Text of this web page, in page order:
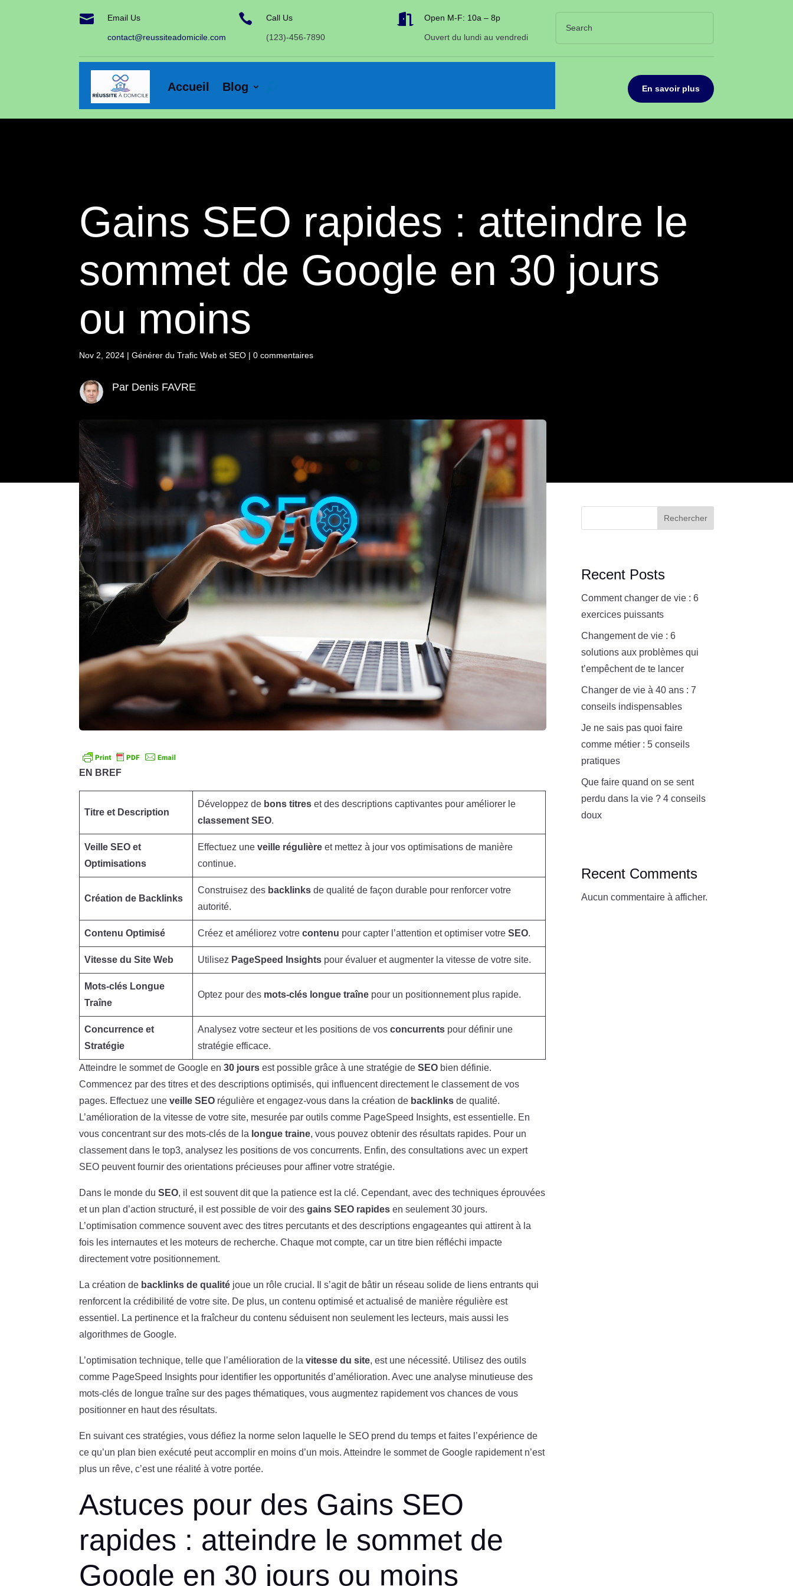
 Email Us
contact@reussiteadomicile.com
 Call Us
(123)-456-7890
 Open M-F: 10a – 8p
Ouvert du lundi au vendredi
Accueil Blog En savoir plus
Gains SEO rapides : atteindre le
sommet de Google en 30 jours
ou moins
Nov 2, 2024 |Générer du Trafic Web et SEO |0 commentaires
Par Denis FAVRE
EN BREF
Titre et Description
Développez de bons titres et des descriptions captivantes pour améliorer le
classement SEO.
Veille SEO et
Optimisations
Effectuez uneveille régulière et mettez à jour vos optimisations de manière
continue.
Création de Backlinks
Construisez des backlinks de qualité de façon durable pour renforcer votre
autorité.
Contenu Optimisé Créez et améliorez votrecontenu pour capter l’attention et optimiser votreSEO.
Vitesse du Site Web Utilisez PageSpeed Insights pour évaluer et augmenter la vitesse de votre site.
Mots-clés Longue
Traîne
Optez pour des mots-clés longue traîne pour un positionnement plus rapide.
Concurrence et
Stratégie
Analysez votre secteur et les positions de vosconcurrents pour définir une
stratégie efficace.
Atteindre le sommet de Google en30 jours est possible grâce à une stratégie deSEO bien définie.
Commencez par des titres et des descriptions optimisés, qui influencent directement le classement de vos
pages. Effectuez uneveille SEO régulière et engagez-vous dans la création de backlinks de qualité.
L’amélioration de la vitesse de votre site, mesurée par outils comme PageSpeed Insights, est essentielle. En
vous concentrant sur des mots-clés de la longue traine, vous pouvez obtenir des résultats rapides. Pour un
classement dans le top3, analysez les positions de vos concurrents. Enfin, des consultations avec un expert
SEO peuvent fournir des orientations précieuses pour affiner votre stratégie.
Dans le monde duSEO, il est souvent dit que la patience est la clé. Cependant, avec des techniques éprouvées
et un plan d’action structuré, il est possible de voir desgains SEO rapides en seulement 30 jours.
L’optimisation commence souvent avec des titres percutants et des descriptions engageantes qui attirent à la
fois les internautes et les moteurs de recherche. Chaque mot compte, car un titre bien réfléchi impacte
directement votre positionnement.
La création de backlinks de qualité joue un rôle crucial. Il s’agit de bâtir un réseau solide de liens entrants qui
renforcent la crédibilité de votre site. De plus, un contenu optimisé et actualisé de manière régulière est
essentiel. La pertinence et la fraîcheur du contenu séduisent non seulement les lecteurs, mais aussi les
algorithmes de Google.
L’optimisation technique, telle que l’amélioration de lavitesse du site, est une nécessité. Utilisez des outils
comme PageSpeed Insights pour identifier les opportunités d’amélioration. Avec une analyse minutieuse des
mots-clés de longue traîne sur des pages thématiques, vous augmentez rapidement vos chances de vous
positionner en haut des résultats.
En suivant ces stratégies, vous défiez la norme selon laquelle le SEO prend du temps et faites l’expérience de
ce qu’un plan bien exécuté peut accomplir en moins d’un mois. Atteindre le sommet de Google rapidement n’est
plus un rêve, c’est une réalité à votre portée.
Astuces pour des Gains SEO
rapides : atteindre le sommet de
Google en 30 jours ou moins
Rechercher
Recent Posts
Comment changer de vie : 6
exercices puissants
Changement de vie : 6
solutions aux problèmes qui
t’empêchent de te lancer
Changer de vie à 40 ans : 7
conseils indispensables
Je ne sais pas quoi faire
comme métier : 5 conseils
pratiques
Que faire quand on se sent
perdu dans la vie ? 4 conseils
doux
Recent Comments
Aucun commentaire à afficher.